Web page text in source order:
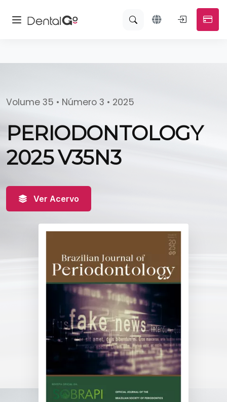
Volume 35 • Número 3 • 2025
PERIODONTOLOGY
2025 V35N3
Ver Acervo